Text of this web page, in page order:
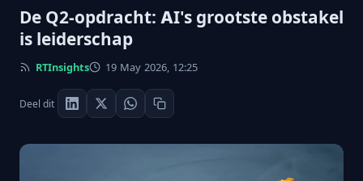
De Q2-opdracht: AI's grootste obstakel
is leiderschap
RTInsights 19 May 2026, 12:25
Deel dit